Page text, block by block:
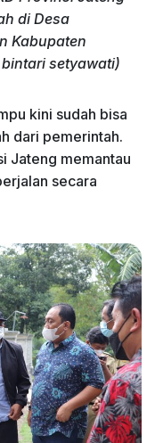
ar
e
di Desa
Kabupaten
bintari setyawati)
kini sudah bisa
dari pemerintah.
Jateng memantau
secara